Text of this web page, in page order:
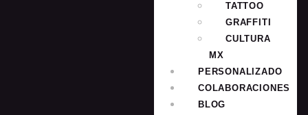
TATTOO
GRAFFITI
CULTURA
MX
PERSONALIZADO
COLABORACIONES
BLOG